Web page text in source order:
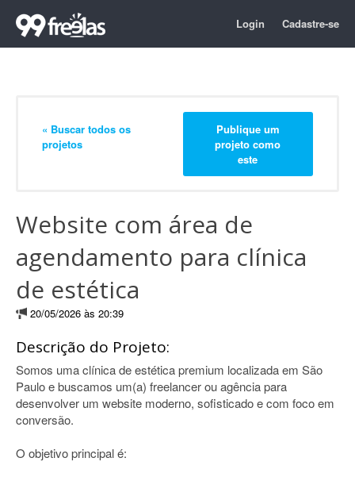
Login Cadastre-se
« Buscar todos os
projetos
Publique um
projeto como
este
Website com área de
agendamento para clínica
de estética
20/05/2026 às 20:39
Descrição do Projeto:
Somos uma clínica de estética premium localizada em São
Paulo e buscamos um(a) freelancer ou agência para
desenvolver um website moderno, sofisticado e com foco em
conversão.
O objetivo principal é: